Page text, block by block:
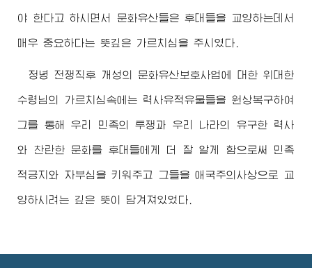
야 한다고 하시면서 문화유산들은 후대들을 교양하는데서
매우 중요하다는 뜻깊은 가르치심을 주시였다.
정녕 전쟁직후 개성의 문화유산보호사업에 대한 위대한
수령님 의 가르치심속에는 력사유적유물들을 원상복구하여
그를 통해 우리 민족의 투쟁과 우리 나라의 유구한 력사
와 찬란한 문화를 후대들에게 더 잘 알게 함으로써 민족
적긍지와 자부심을 키워주고 그들을 애국주의사상으로 교
양하시려는 깊은 뜻이 담겨져있었다.